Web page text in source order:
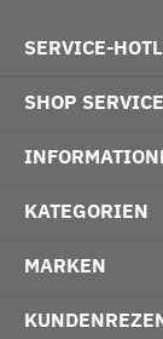
SERVICE-
SHOP SERVICE
KATEGORIEN
MARKEN